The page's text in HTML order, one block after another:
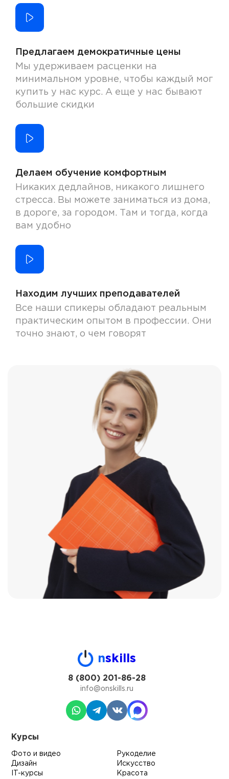
Предлагаем демократичные цены
Мы удерживаем расценки на
минимальном уровне, чтобы каждый мог
купить у нас курс. А еще у нас бывают
большие скидки
Делаем обучение комфортным
Никаких дедлайнов, никакого лишнего
стресса. Вы можете заниматься из дома,
в дороге, за городом. Там и тогда, когда
вам удобно
Находим лучших преподавателей
Все наши спикеры обладают реальным
практическим опытом в профессии. Они
точно знают, о чем говорят
nskills
8 (800) 201-86-28
info@onskills.ru
Курсы
Фото и видео
Дизайн
IT-курсы
Рукоделие
Искусство
Красота